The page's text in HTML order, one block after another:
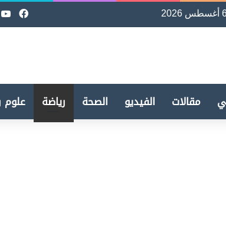
مقالات الفيديو الصحة رياضة علوم